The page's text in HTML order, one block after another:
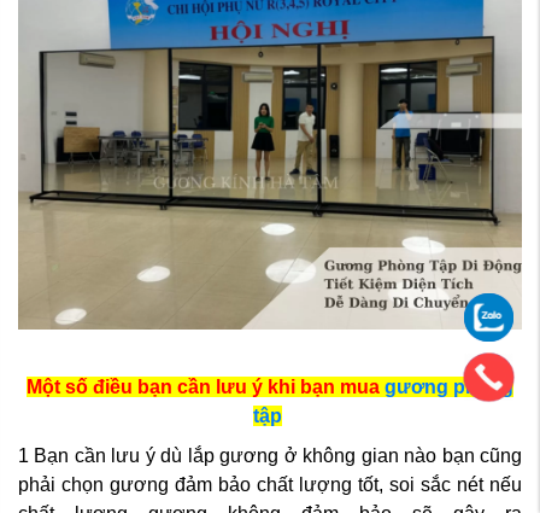
Một số điều bạn cần lưu ý khi bạn mua gương phòng
tập
1 Bạn cần lưu ý dù lắp gương ở không gian nào bạn cũng
phải chọn gương đảm bảo chất lượng tốt, soi sắc nét nếu